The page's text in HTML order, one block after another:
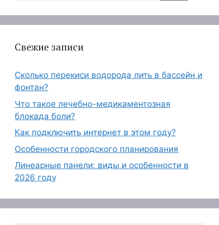
Свежие записи
Сколько перекиси водорода лить в бассейн и
фонтан?
Что такое лечебно-медикаментозная
блокада боли?
Как подключить интернет в этом году?
Особенности городского планирования
Линеарные панели: виды и особенности в
2026 году